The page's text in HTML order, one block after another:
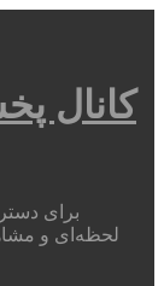
کانال
برای
لحظه‌ای و